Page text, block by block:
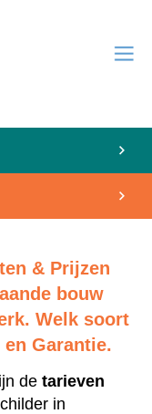
& Prijzen
bouw
Welk soort
Garantie.
de tarieven
in